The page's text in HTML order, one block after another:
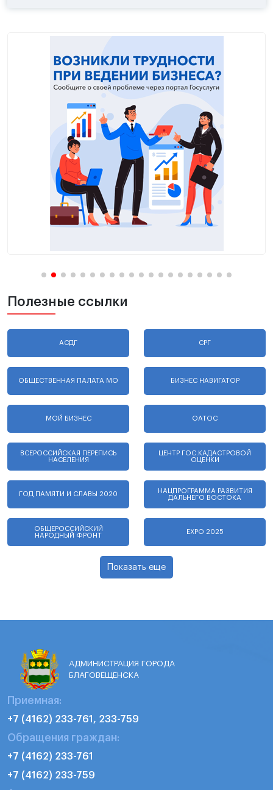
Полезные ссылки
АСДГ СРГ
ОБЩЕСТВЕННАЯ ПАЛАТА МО БИЗНЕС НАВИГАТОР
МОЙ БИЗНЕС ОАТОС
ВСЕРОССИЙСКАЯ ПЕРЕПИСЬ
НАСЕЛЕНИЯ
ЦЕНТР ГОС.КАДАСТРОВОЙ
ОЦЕНКИ
ГОД ПАМЯТИ И СЛАВЫ 2020
НАЦПРОГРАММА РАЗВИТИЯ
ДАЛЬНЕГО ВОСТОКА
ОБЩЕРОССИЙСКИЙ
НАРОДНЫЙ ФРОНТ
EXPO 2025
Показать еще
АДМИНИСТРАЦИЯ ГОРОДА
БЛАГОВЕЩЕНСКА
Приемная:
+7 (4162) 233-761, 233-759
Обращения граждан:
+7 (4162) 233-761
+7 (4162) 233-759